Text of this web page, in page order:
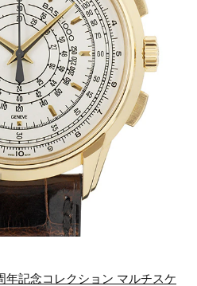
年記念コレクション マルチスケ